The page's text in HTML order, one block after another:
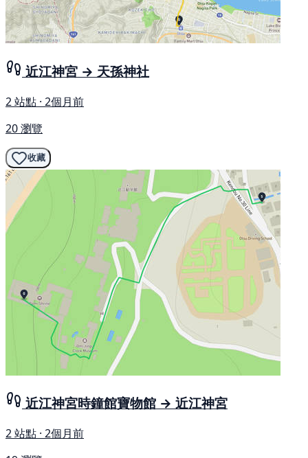
近江神宮 → 天孫神社
2 站點 · 2個月前
20 瀏覽
收藏
近江神宮時鐘館寶物館 → 近江神宮
2 站點 · 2個月前